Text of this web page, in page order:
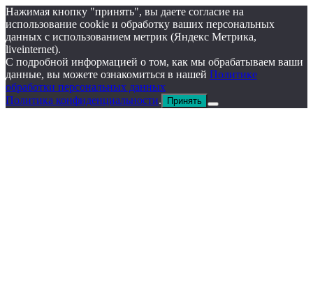
Нажимая кнопку "принять", вы даете согласие на
использование cookie и обработку ваших персональных
данных с использованием метрик (Яндекс Метрика,
liveinternet).
С подробной информацией о том, как мы обрабатываем ваши
данные, вы можете ознакомиться в нашей Политике
обработки персональных данных
Политика конфиденциальности. Принять